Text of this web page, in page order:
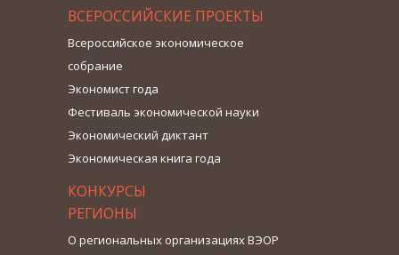
ВСЕРОССИЙСКИЕ ПРОЕКТЫ
Всероссийское экономическое
собрание
Экономист года
Фестиваль экономической науки
Экономический диктант
Экономическая книга года
КОНКУРСЫ
РЕГИОНЫ
О региональных организациях ВЭОР